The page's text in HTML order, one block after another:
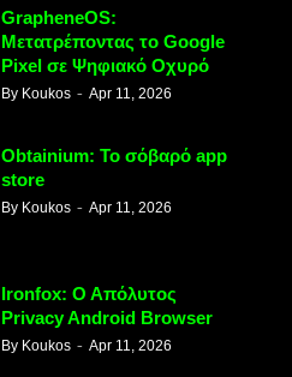
GrapheneOS:
Μετατρέποντας το Google
Pixel σε Ψηφιακό Οχυρό
By Koukos Apr 11, 2026
Obtainium: Το σόβαρό app
store
By Koukos Apr 11, 2026
Ironfox: Ο Απόλυτος
Privacy Android Browser
By Koukos Apr 11, 2026